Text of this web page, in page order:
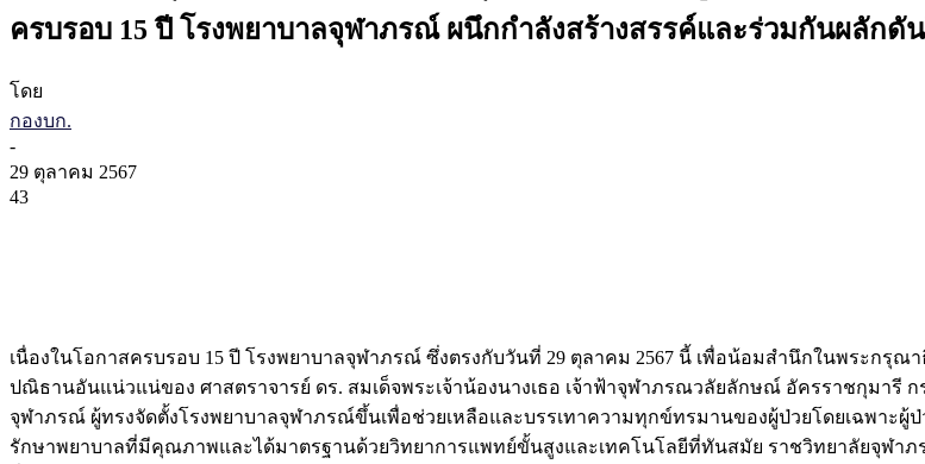
ครบรอบ 15 ปี โรงพยาบาลจุฬาภรณ์ ผนึกกำลังสร้างสรรค์และร่วมกันผลัก
โดย
กองบก.
-
29 ตุลาคม 2567
43
เนื่องในโอกาสครบรอบ 15 ปี โรงพยาบาลจุฬาภรณ์ ซึ่งตรงกับวันที่ 29 ตุลาคม 2567 นี้ เพื่อน้อมสำนึกในพระก
ปณิธานอันแน่วแน่ของ ศาสตราจารย์ ดร. สมเด็จพระเจ้าน้องนางเธอ เจ้าฟ้าจุฬาภรณวลัยลักษณ์ อัครราชกุมารี
จุฬาภรณ์ ผู้ทรงจัดตั้งโรงพยาบาลจุฬาภรณ์ขึ้นเพื่อช่วยเหลือและบรรเทาความทุกข์ทรมานของผู้ป่วยโดยเฉพาะ
รักษาพยาบาลที่มีคุณภาพและได้มาตรฐานด้วยวิทยาการแพทย์ขั้นสูงและเทคโนโลยีที่ทันสมัย ราชวิทยาลัยจุฬา